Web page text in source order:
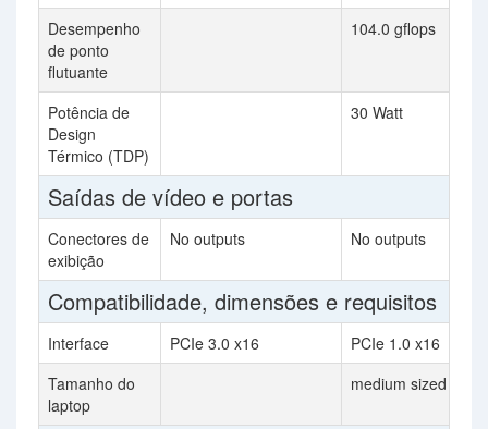
Desempenho
de ponto
flutuante
104.0 gflops
Potência de
Design
Térmico (TDP)
30 Watt
Saídas de vídeo e portas
Conectores de
exibição
No outputs No outputs
Compatibilidade, dimensões e requisitos
Interface PCIe 3.0 x16
PCIe 1.0 x16
Tamanho do
laptop
medium sized